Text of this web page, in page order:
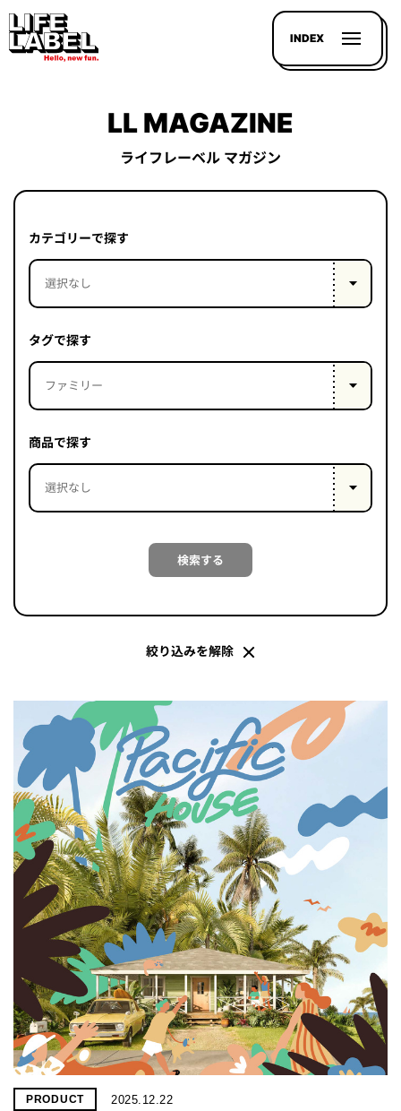
INDEX
UP
PROJECT
LIFE
LABEL
はい
会社概
要
企業の
方へ
プライ
バシー
ポリシ
ー
報
LL MAGAZINE
ライフレーベル マガジン
カテゴリーで探す
タグで探す
商品で探す
検索する
絞り込みを解除
PRODUCT 2025.12.22